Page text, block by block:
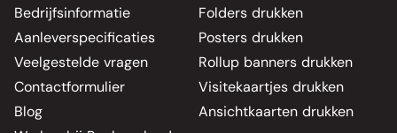
Bedrijfsinformatie
Aanleverspecificaties
Veelgestelde vragen
Contactformulier
Blog
Folders drukken
Posters drukken
Rollup banners drukken
Visitekaartjes drukken
Ansichtkaarten drukken